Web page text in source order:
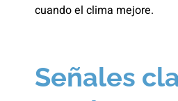
cuando el clima mejore.
Señales